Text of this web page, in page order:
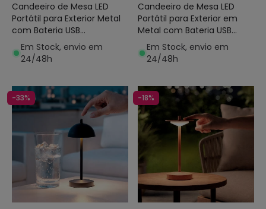
Candeeiro de Mesa LED
Portátil para Exterior Metal
com Bateria USB
Recarregável Lendora
Em Stock, envio em
24/48h
Candeeiro de Mesa LED
Portátil para Exterior em
Metal com Bateria USB
Recarregável Kivuli
Em Stock, envio em
24/48h
-33% -18%